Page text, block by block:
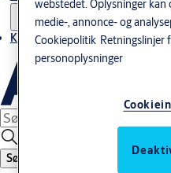
Kontakt os
Søg
webstedet. Oplysninger kan
medie-, annonce- og
Cookiepolitik Retningslinjer
personoplysninger